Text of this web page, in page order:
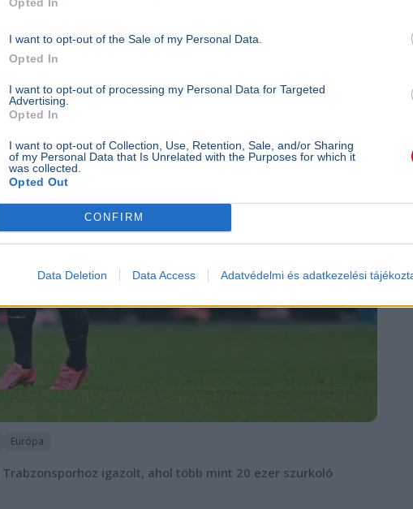
I want to opt-out of the Sale of my Personal Data.
Opted In
I want to opt-out of processing my Personal Data for Targeted
Advertising.
Opted In
I want to opt-out of Collection, Use, Retention, Sale, and/or Sharing
of my Personal Data that Is Unrelated with the Purposes for which it
was collected.
Opted Out
CONFIRM
Data Deletion Data Access Adatvédelmi és adatkezelési
Európa
igazolt, ahol több mint 20 ezer szurkoló